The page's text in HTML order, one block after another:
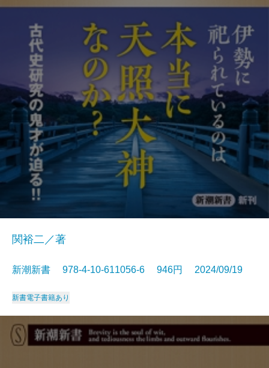
関裕二／著
新潮新書 978-4-10-611056-6 946円 2024/09/19
新書電子書籍あり